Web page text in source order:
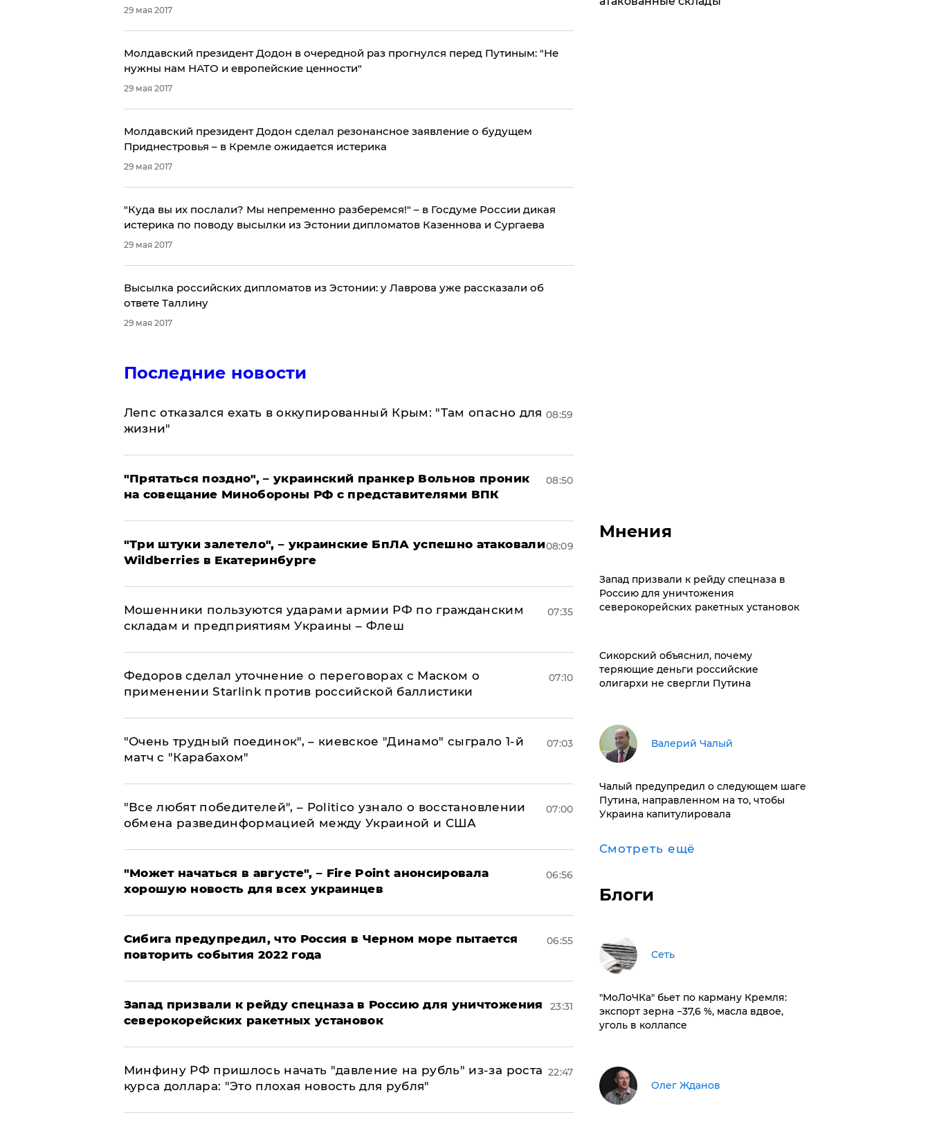
29 мая 2017
Молдавский президент Додон в очередной раз прогнулся перед Путиным: "Не
нужны нам НАТО и европейские ценности"
29 мая 2017
​Молдавский президент Додон сделал резонансное заявление о будущем
Приднестровья – в Кремле ожидается истерика
29 мая 2017
"Куда вы их послали? Мы непременно разберемся!" – в Госдуме России дикая
истерика по поводу высылки из Эстонии дипломатов Казеннова и Сургаева
29 мая 2017
Высылка российских дипломатов из Эстонии: у Лаврова уже рассказали об
ответе Таллину
29 мая 2017
Последние новости
Лепс отказался ехать в оккупированный Крым: "Там опасно для
жизни"
08:59
"Прятаться поздно", – украинский пранкер Вольнов проник
на совещание Минобороны РФ с представителями ВПК
08:50
"Три штуки залетело", – украинские БпЛА успешно атаковали
Wildberries в Екатеринбурге
08:09
Мошенники пользуются ударами армии РФ по гражданским
складам и предприятиям Украины – Флеш
07:35
Федоров сделал уточнение о переговорах с Маском о
применении Starlink против российской баллистики
07:10
"Очень трудный поединок", – киевское "Динамо" сыграло 1-й
матч с "Карабахом"
07:03
​"Все любят победителей", – Politico узнало о восстановлении
обмена развединформацией между Украиной и США
07:00
"Может начаться в августе", – Fire Point анонсировала
хорошую новость для всех украинцев
06:56
Сибига предупредил, что Россия в Черном море пытается
повторить события 2022 года
06:55
Запад призвали к рейду спецназа в Россию для уничтожения
северокорейских ракетных установок
23:31
Минфину РФ пришлось начать "давление на рубль" из-за роста
курса доллара: "Это плохая новость для рубля"
22:47
Мнения
Запад призвали к рейду спецназа в
Россию для уничтожения
северокорейских ракетных установок
Сикорский объяснил, почему
теряющие деньги российские
олигархи не свергли Путина
Валерий Чалый
Чалый предупредил о следующем шаге
Путина, направленном на то, чтобы
Украина капитулировала
Смотреть ещё
Блоги
Сеть
​"МоЛоЧКа" бьет по карману Кремля:
экспорт зерна −37,6 %, масла вдвое,
уголь в коллапсе
Олег Жданов